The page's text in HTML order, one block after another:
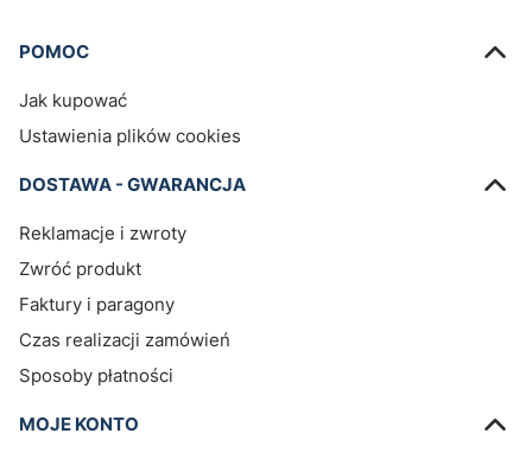
Linki w stopce
POMOC
Jak kupować
Ustawienia plików cookies
DOSTAWA - GWARANCJA
Reklamacje i zwroty
Zwróć produkt
Faktury i paragony
Czas realizacji zamówień
Sposoby płatności
MOJE KONTO